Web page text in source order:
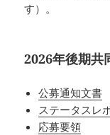
す）。
2026年後期共
公募通知文書
ステータスレ
応募要領